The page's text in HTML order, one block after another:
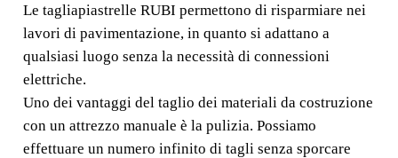
Le tagliapiastrelle RUBI permettono di risparmiare nei
lavori di pavimentazione, in quanto si adattano a qualsiasi
luogo senza la necessità di connessioni elettriche.
Le tagliapiastrelle RUBI permettono di risparmiare nei
lavori di pavimentazione, in quanto si adattano a
qualsiasi luogo senza la necessità di connessioni
elettriche.
Uno dei vantaggi del taglio dei materiali da costruzione
con un attrezzo manuale è la pulizia. Possiamo
effettuare un numero infinito di tagli senza sporcare